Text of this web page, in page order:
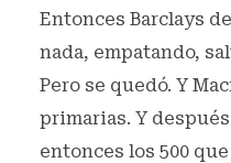
Entonces Barclays
nada, empatando,
Pero se quedó. Y
primarias. Y
entonces los 500